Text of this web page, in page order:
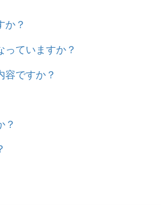
か？
っていますか？
容ですか？
？